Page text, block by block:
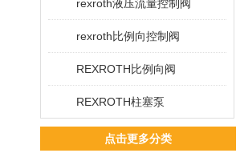
rexroth液压流量控制阀
rexroth比例向控制阀
REXROTH比例向阀
REXROTH柱塞泵
点击更多分类